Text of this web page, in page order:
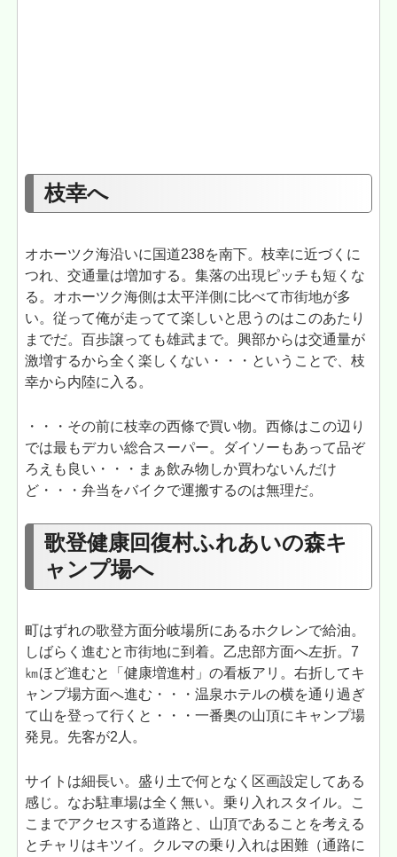
枝幸へ
オホーツク海沿いに国道238を南下。枝幸に近づくに
つれ、交通量は増加する。集落の出現ピッチも短くな
る。オホーツク海側は太平洋側に比べて市街地が多
い。従って俺が走ってて楽しいと思うのはこのあたり
までだ。百歩譲っても雄武まで。興部からは交通量が
激増するから全く楽しくない・・・ということで、枝
幸から内陸に入る。
・・・その前に枝幸の西條で買い物。西條はこの辺り
では最もデカい総合スーパー。ダイソーもあって品ぞ
ろえも良い・・・まぁ飲み物しか買わないんだけ
ど・・・弁当をバイクで運搬するのは無理だ。
歌登健康回復村ふれあいの森キ
ャンプ場へ
町はずれの歌登方面分岐場所にあるホクレンで給油。
しばらく進むと市街地に到着。乙忠部方面へ左折。7
㎞ほど進むと「健康増進村」の看板アリ。右折してキ
ャンプ場方面へ進む・・・温泉ホテルの横を通り過ぎ
て山を登って行くと・・・一番奥の山頂にキャンプ場
発見。先客が2人。
サイトは細長い。盛り土で何となく区画設定してある
感じ。なお駐車場は全く無い。乗り入れスタイル。こ
こまでアクセスする道路と、山頂であることを考える
とチャリはキツイ。クルマの乗り入れは困難（通路に